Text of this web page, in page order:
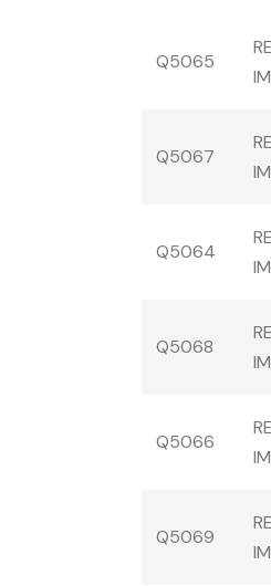
Q5065
Q5067
Q5064
Q5068
Q5066
Q5069